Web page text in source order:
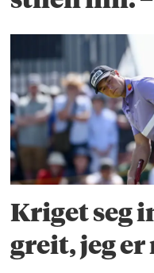
Kriget seg
greit, jeg er